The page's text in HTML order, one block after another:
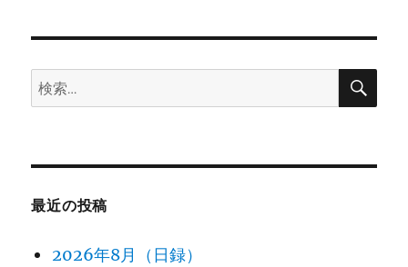
検
索:
検
最近の投稿
2026年8月（日録）